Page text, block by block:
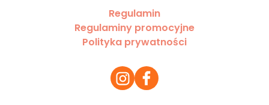
Regulamin
Regulaminy promocyjne
Polityka prywatności